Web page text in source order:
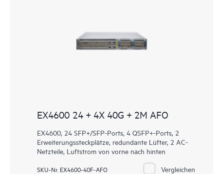
EX4600 24 + 4X 40G + 2M AFO
EX4600, 24 SFP+/SFP-Ports, 4 QSFP+-Ports, 2
Erweiterungssteckplätze, redundante Lüfter, 2 AC-
Netzteile, Luftstrom von vorne nach hinten
SKU-Nr. EX4600-40F-AFO Vergleichen